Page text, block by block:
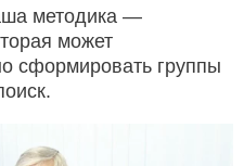
методика —
может
сформировать группы